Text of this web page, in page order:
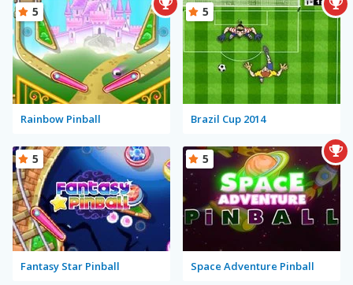
Rainbow Pinball
5
Brazil Cup 2014
5
Fantasy Star Pinball
5
Space Adventure Pinball
5